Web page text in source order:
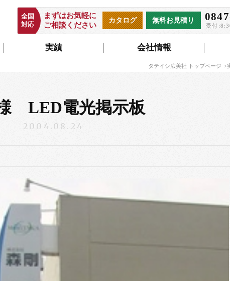
実績 会社情報
受付
無料お見積り
カタログ
まずはお気軽に
ご相談ください
全国
対応
タテイシ広美社 トップページ
LED電光掲示板
2004.08.24